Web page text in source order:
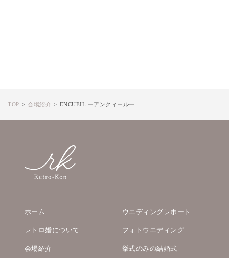
TOP 会場紹介 ENCUEIL ーアンクィールー
ホーム
ウエディングレポート
レトロ婚について
フォトウエディング
会場紹介
挙式のみの結婚式